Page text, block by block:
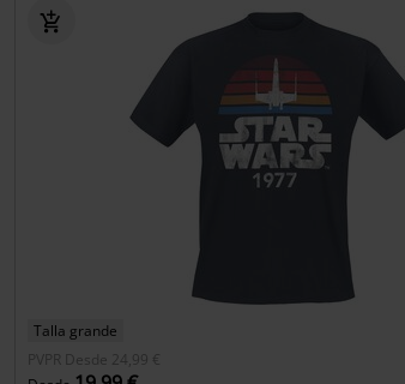
Talla grande
PVPR
Desde 24,99 €